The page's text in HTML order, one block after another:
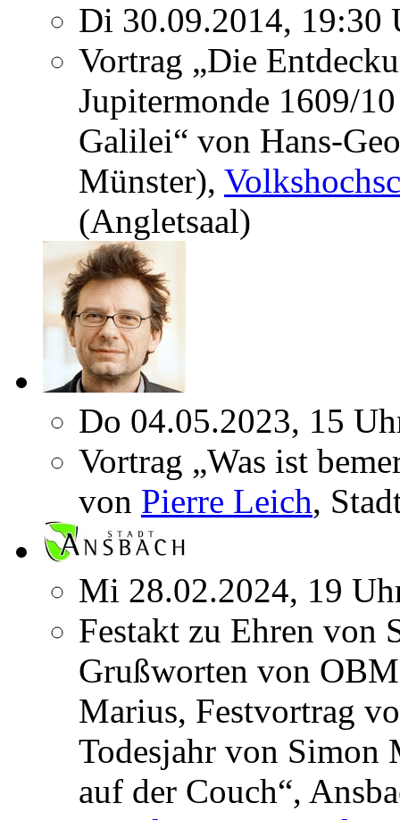
Di 30.09.2014, 19:30
Vortrag „Die
Jupitermonde 1609/
Galilei“ von Hans-
Münster),
(Angletsaal)
Do 04.05.2023, 15
Vortrag „Was ist
von Pierre Leich,
Mi 28.02.2024, 19
Festakt zu Ehren von
Grußworten von
Marius, Festvortrag
Todesjahr von Simon
auf der Couch“,